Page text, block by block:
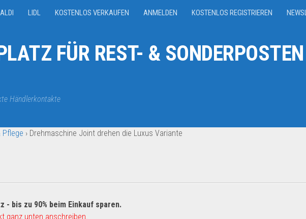
ALDI LIDL KOSTENLOS VERKAUFEN ANMELDEN KOSTENLOS REGISTRIEREN
FÜR REST- & SONDERPOSTEN
Händlerkontakte
Pflege › Drehmaschine Joint drehen die Luxus Variante
- bis zu 90% beim Einkauf sparen.
ganz unten anschreiben.